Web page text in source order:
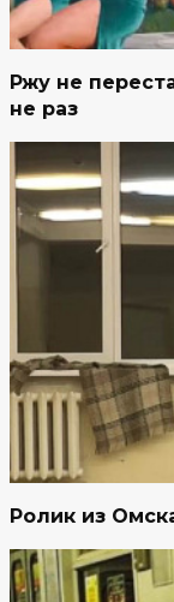
Ржу не
не раз
Ролик из